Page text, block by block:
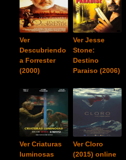
Ver
Descubriendo
a Forrester
(2000)
Ver Jesse
Stone:
Destino
Paraiso (2006)
Ver Criaturas
luminosas
Ver Cloro
(2015) online